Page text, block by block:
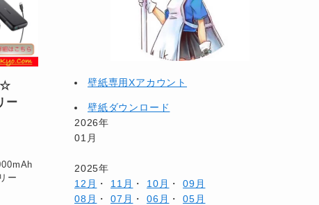
☆
ー
ー
壁紙専用Xアカウント
壁紙ダウンロード
2026年
01月
2025年
12月 ・ 11月 ・ 10月 ・09月
08月 ・07月 ・06月 ・05月